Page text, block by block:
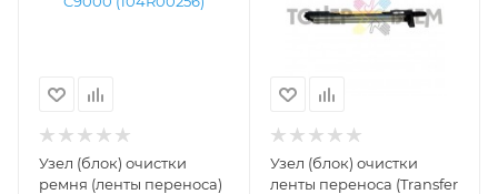
Узел (блок) очистки
ремня (ленты переноса)
Узел (блок) очистки
ленты переноса (Transfer